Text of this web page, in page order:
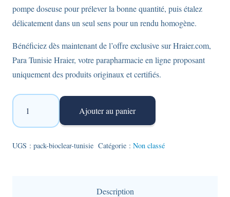
pompe doseuse pour prélever la bonne quantité, puis étalez
délicatement dans un seul sens pour un rendu homogène.
Bénéficiez dès maintenant de l’offre exclusive sur Hraier.com,
Para Tunisie Hraier, votre parapharmacie en ligne proposant
uniquement des produits originaux et certifiés.
quantité
Pack
Bioclear
Ajouter au panier
UGS : pack-bioclear-tunisie Catégorie : Non classé
Description